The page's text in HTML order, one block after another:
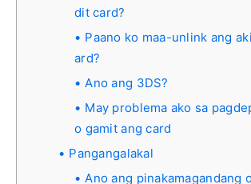
dit card?
Paano ko maa-unlink ang
ard?
Ano ang 3DS?
May problema ako sa
o gamit ang card
Pangangalakal
Ano ang pinakamagandang